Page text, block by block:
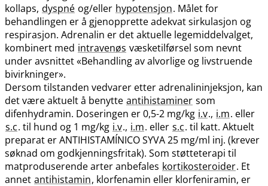
kollaps, dyspné og​/​eller hypotensjon. Målet for
behandlingen er å gjenopprette adekvat sirkulasjon og
respirasjon. Adrenalin er det aktuelle legemiddelvalget,
kombinert med intravenøs væsketilførsel som nevnt
under avsnittet «Behandling av alvorlige og livstruende
bivirkninger».
Dersom tilstanden vedvarer etter adrenalininjeksjon, kan
det være aktuelt å benytte antihistaminer som
difenhydramin. Doseringen er 0,5-2 mg/kg i.v., i.m. eller
s.c. til hund og 1 mg/kg i.v., i.m. eller s.c. til katt. Aktuelt
preparat er ANTIHISTAMÍNICO SYVA 25 mg/ml inj. (krever
søknad om godkjenningsfritak). Som støtteterapi til
matproduserende arter anbefales kortikosteroider. Et
annet antihistamin, klorfenamin eller klorfeniramin, er